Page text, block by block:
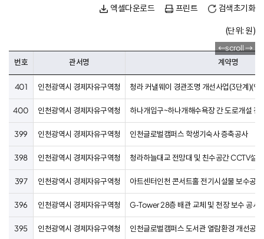
엑셀다운로드
프린트 검색초기화
(단위: 원)
번호 관서명 계약명
401 인천광역시 경제자유구역청 청라 커낼웨이 경관조명 개선사업(3단계)(연
400 인천광역시 경제자유구역청 하나개입구~하나개해수욕장 간 도로개설 전
399 인천광역시 경제자유구역청 인천글로벌캠퍼스 학생기숙사 증축공사
398 인천광역시 경제자유구역청 청라하늘대교 전망대 및 친수공간 CCTV설
397 인천광역시 경제자유구역청 아트센터인천 콘서트홀 전기시설물 보수공사
396 인천광역시 경제자유구역청 G-Tower 28층 배관 교체 및 천장 보수 공사
395 인천광역시 경제자유구역청 인천글로벌캠퍼스 도서관 열람환경 개선공